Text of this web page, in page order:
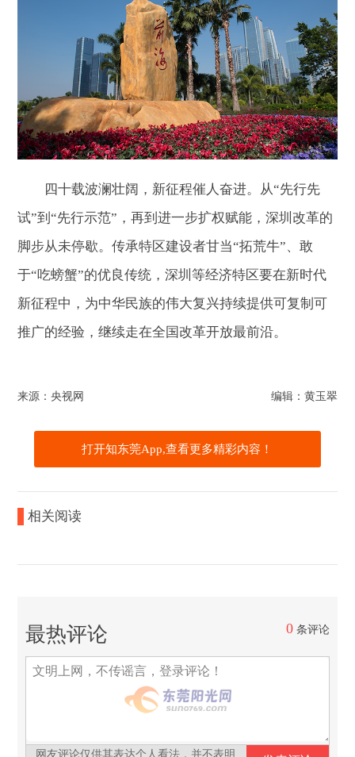
四十载波澜壮阔，新征程催人奋进。从“先行先
试”到“先行示范”，再到进一步扩权赋能，深圳改革的
脚步从未停歇。传承特区建设者甘当“拓荒牛”、敢
于“吃螃蟹”的优良传统，深圳等经济特区要在新时代
新征程中，为中华民族的伟大复兴持续提供可复制可
推广的经验，继续走在全国改革开放最前沿。
来源：央视网 编辑：黄玉翠
打开知东莞App,查看更多精彩内容！
相关阅读
最热评论 0 条评论
网友评论仅供其表达个人看法，并不表明